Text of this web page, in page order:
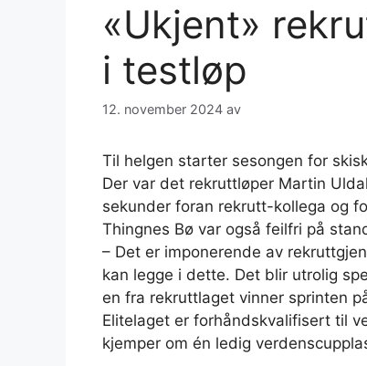
«Ukjent»
i testløp
12. november 2024 av
Til helgen starter sesongen for
Der var det rekruttløper Martin
sekunder foran rekrutt-kollega og
Thingnes Bø var også feilfri på
– Det er imponerende av
kan legge i dette. Det blir utrolig
en fra rekruttlaget vinner sprinten
Elitelaget er forhåndskvalifisert til
kjemper om én ledig